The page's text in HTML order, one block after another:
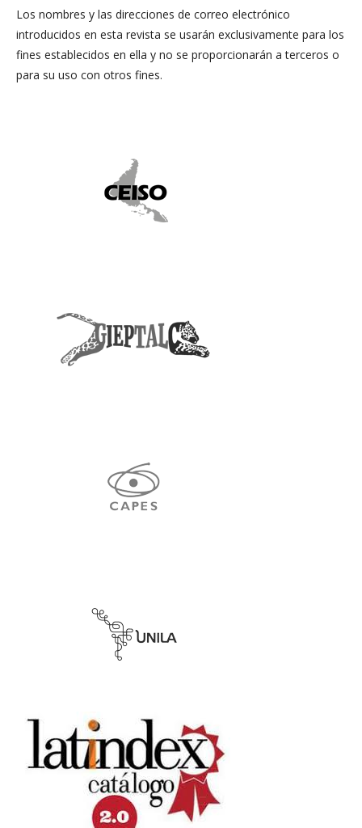
Los nombres y las direcciones de correo electrónico
introducidos en esta revista se usarán exclusivamente para los
fines establecidos en ella y no se proporcionarán a terceros o
para su uso con otros fines.